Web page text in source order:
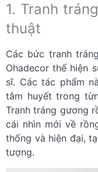
1. Tranh
thuật
Các bức tranh
Ohadecor thể hiện
sĩ. Các tác phẩm
tâm huyết trong
Tranh tráng gương
cái nhìn mới về
thống và hiện đại,
tượng.